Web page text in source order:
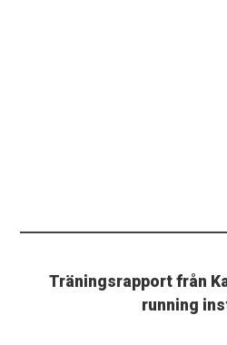
Träningsrapport från
running